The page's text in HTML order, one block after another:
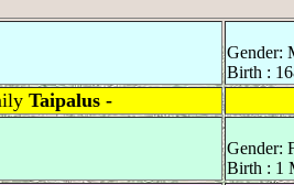
Gender:
Birth :
Taipalus -
Gender:
Birth : 1